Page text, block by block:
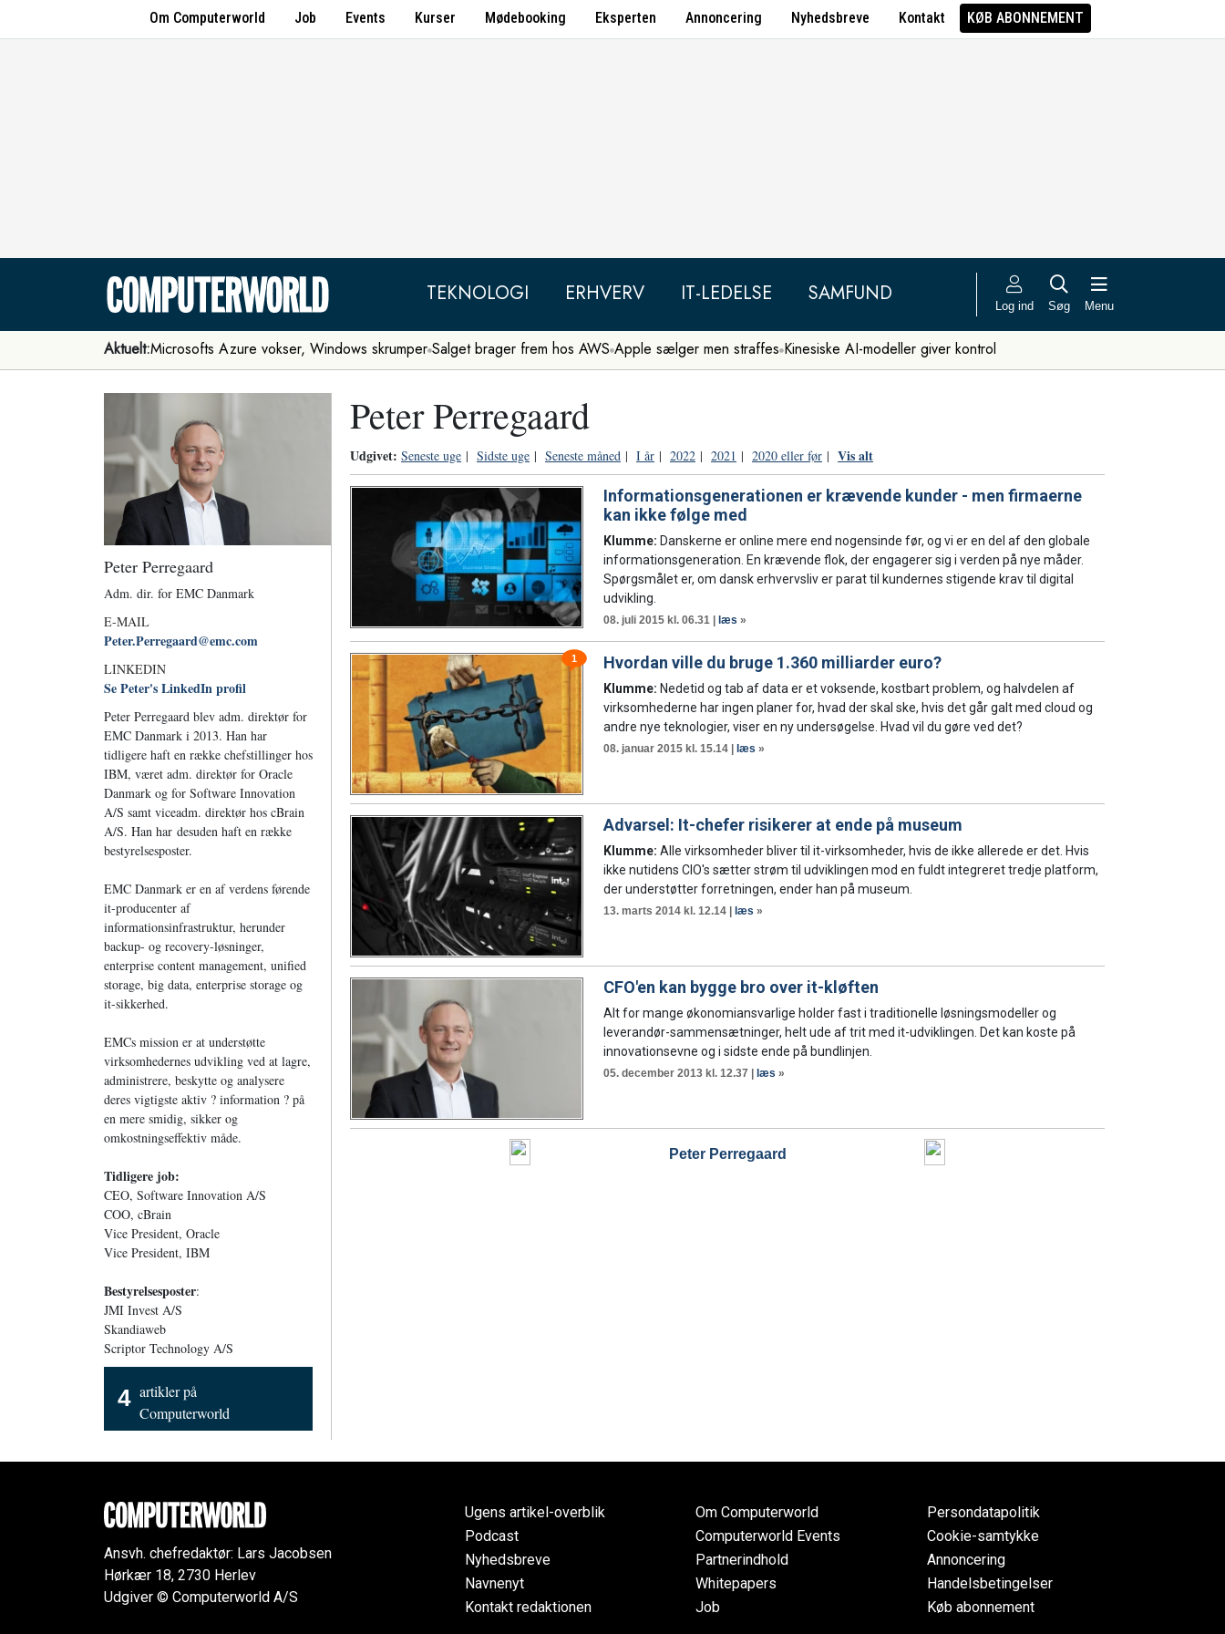
Om Computerworld Job Events Kurser Mødebooking Eksperten Annoncering Nyhedsbreve Kontakt KØB ABONNEMENT
TEKNOLOGI ERHVERV IT-LEDELSE SAMFUND Log ind Søg Menu
Aktuelt:Microsofts Azure vokser, Windows skrumper Salget brager frem hos AWS Apple sælger men straffes Kinesiske AI-modeller giver kontrol
Peter Perregaard
Adm. dir. for EMC Danmark
E-MAIL
Peter.Perregaard@emc.com
LINKEDIN
Se Peter's LinkedIn profil
Peter Perregaard blev adm. direktør for
EMC Danmark i 2013. Han har
tidligere haft en række chefstillinger hos
IBM, været adm. direktør for Oracle
Danmark og for Software Innovation
A/S samt viceadm. direktør hos cBrain
A/S. Han har desuden haft en række
bestyrelsesposter.
EMC Danmark er en af verdens førende
it-producenter af
informationsinfrastruktur, herunder
backup- og recovery-løsninger,
enterprise content management, unified
storage, big data, enterprise storage og
it-sikkerhed.
EMCs mission er at understøtte
virksomhedernes udvikling ved at lagre,
administrere, beskytte og analysere
deres vigtigste aktiv ? information ? på
en mere smidig, sikker og
omkostningseffektiv måde.
Tidligere job:
CEO, Software Innovation A/S
COO, cBrain
Vice President, Oracle
Vice President, IBM
Bestyrelsesposter:
JMI Invest A/S
Skandiaweb
Scriptor Technology A/S
4 artikler på
Computerworld
Peter Perregaard
Udgivet: Seneste uge | Sidste uge | Seneste måned | I år | 2022 | 2021 | 2020 eller før | Vis alt
Informationsgenerationen er krævende kunder - men firmaerne
kan ikke følge med
Klumme: Danskerne er online mere end nogensinde før, og vi er en del af den globale
informationsgeneration. En krævende flok, der engagerer sig i verden på nye måder.
Spørgsmålet er, om dansk erhvervsliv er parat til kundernes stigende krav til digital
udvikling.
08. juli 2015 kl. 06.31 | læs »
1 Hvordan ville du bruge 1.360 milliarder euro?
Klumme: Nedetid og tab af data er et voksende, kostbart problem, og halvdelen af
virksomhederne har ingen planer for, hvad der skal ske, hvis det går galt med cloud og
andre nye teknologier, viser en ny undersøgelse. Hvad vil du gøre ved det?
08. januar 2015 kl. 15.14 | læs »
Advarsel: It-chefer risikerer at ende på museum
Klumme: Alle virksomheder bliver til it-virksomheder, hvis de ikke allerede er det. Hvis
ikke nutidens CIO's sætter strøm til udviklingen mod en fuldt integreret tredje platform,
der understøtter forretningen, ender han på museum.
13. marts 2014 kl. 12.14 | læs »
CFO'en kan bygge bro over it-kløften
Alt for mange økonomiansvarlige holder fast i traditionelle løsningsmodeller og
leverandør-sammensætninger, helt ude af trit med it-udviklingen. Det kan koste på
innovationsevne og i sidste ende på bundlinjen.
05. december 2013 kl. 12.37 | læs »
Peter Perregaard
Ansvh. chefredaktør: Lars Jacobsen
Hørkær 18, 2730 Herlev
Udgiver © Computerworld A/S
Ugens artikel-overblik
Podcast
Nyhedsbreve
Navnenyt
Kontakt redaktionen
Om Computerworld
Computerworld Events
Partnerindhold
Whitepapers
Job
Persondatapolitik
Cookie-samtykke
Annoncering
Handelsbetingelser
Køb abonnement